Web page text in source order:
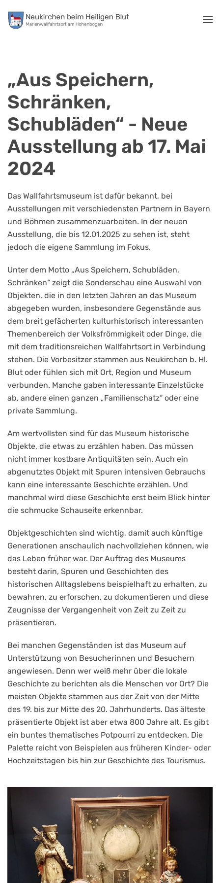
Zum Hauptinhalt springen
„Aus Speichern,
Schränken,
Schubläden“ - Neue
Ausstellung ab 17. Mai
2024
Das Wallfahrtsmuseum ist dafür bekannt, bei
Ausstellungen mit verschiedensten Partnern in Bayern
und Böhmen zusammenzuarbeiten. In der neuen
Ausstellung, die bis 12.01.2025 zu sehen ist, steht
jedoch die eigene Sammlung im Fokus.
Unter dem Motto „Aus Speichern, Schubläden,
Schränken“ zeigt die Sonderschau eine Auswahl von
Objekten, die in den letzten Jahren an das Museum
abgegeben wurden, insbesondere Gegenstände aus
dem breit gefächerten kulturhistorisch interessanten
Themenbereich der Volksfrömmigkeit oder Dinge, die
mit dem traditionsreichen Wallfahrtsort in Verbindung
stehen. Die Vorbesitzer stammen aus Neukirchen b. Hl.
Blut oder fühlen sich mit Ort, Region und Museum
verbunden. Manche gaben interessante Einzelstücke
ab, andere einen ganzen „Familienschatz“ oder eine
private Sammlung.
Am wertvollsten sind für das Museum historische
Objekte, die etwas zu erzählen haben. Das müssen
nicht immer kostbare Antiquitäten sein. Auch ein
abgenutztes Objekt mit Spuren intensiven Gebrauchs
kann eine interessante Geschichte erzählen. Und
manchmal wird diese Geschichte erst beim Blick hinter
die schmucke Schauseite erkennbar.
Objektgeschichten sind wichtig, damit auch künftige
Generationen anschaulich nachvollziehen können, wie
das Leben früher war. Der Auftrag des Museums
besteht darin, Spuren und Geschichten des
historischen Alltagslebens beispielhaft zu erhalten, zu
bewahren, zu erforschen, zu dokumentieren und diese
Zeugnisse der Vergangenheit von Zeit zu Zeit zu
präsentieren.
Bei manchen Gegenständen ist das Museum auf
Unterstützung von Besucherinnen und Besuchern
angewiesen. Denn wer weiß mehr über die lokale
Geschichte zu berichten als die Menschen vor Ort? Die
meisten Objekte stammen aus der Zeit von der Mitte
des 19. bis zur Mitte des 20. Jahrhunderts. Das älteste
präsentierte Objekt ist aber etwa 800 Jahre alt. Es gibt
ein buntes thematisches Potpourri zu entdecken. Die
Palette reicht von Beispielen aus früheren Kinder- oder
Hochzeitstagen bis hin zur Geschichte des Tourismus.